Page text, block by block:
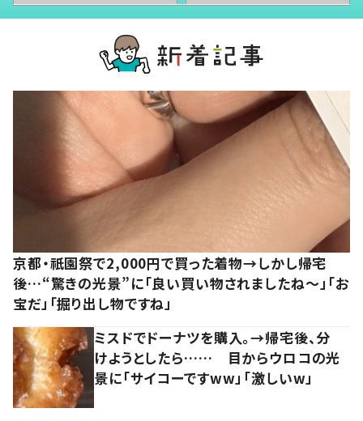
京都・祇園祭で2,000円で買った着物→しかし帰宅
後…“驚きの光景”に「良い買い物されましたね～」「お
宝だ」「掘り出し物ですね」
ミスドでドーナツを購入。→帰宅後、分
けようとしたら…… 目からウロコの光
景に「サイコーですww」「激しいw」